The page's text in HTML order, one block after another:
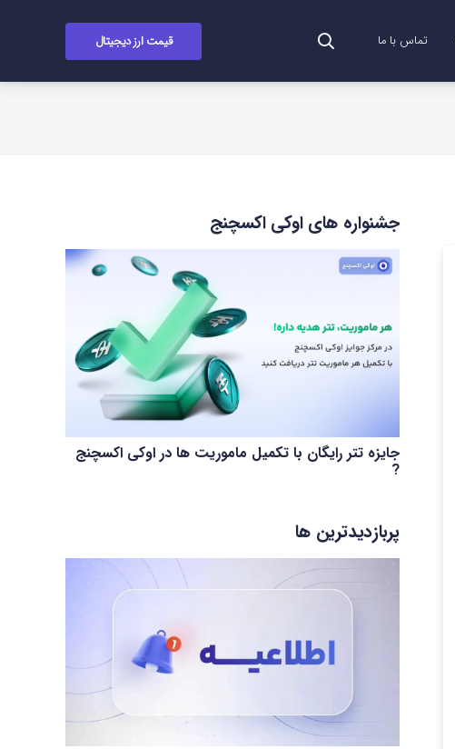
تماس با ما قیمت ارز دیجیتال
جشنواره های اوکی اکسچنج
جایزه تتر رایگان با تکمیل ماموریت ها در اوکی اکسچنج
?
پربازدیدترین ها